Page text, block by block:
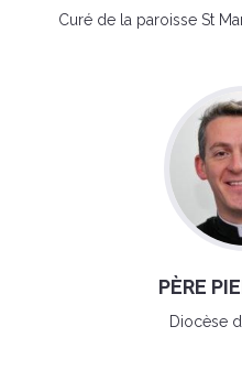
Curé de la paroisse St
PÈRE
Diocèse